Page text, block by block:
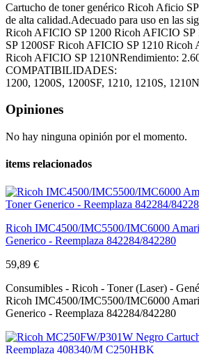
Cartucho de toner genérico Ricoh Aficio
de alta calidad.Adecuado para uso en las
Ricoh AFICIO SP 1200 Ricoh AFICIO
SP 1200SF Ricoh AFICIO SP 1210 Ricoh
Ricoh AFICIO SP 1210NRendimiento:
COMPATIBILIDADES:
1200, 1200S, 1200SF, 1210, 1210S, 1210N
Opiniones
No hay ninguna opinión por el momento.
items relacionados
Ricoh IMC4500/IMC5500/IMC6000
Generico - Reemplaza 842284/842280
59,89 €
Consumibles - Ricoh - Toner (Laser) -
Ricoh IMC4500/IMC5500/IMC6000
Generico - Reemplaza 842284/842280